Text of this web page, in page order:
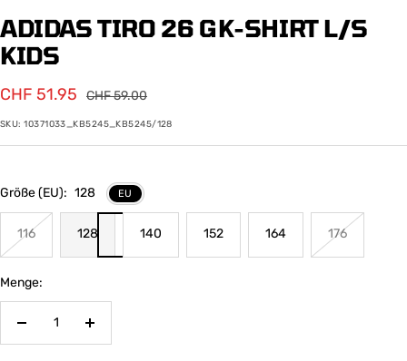
gehen
gehen
gehengehen
ADIDAS TIRO 26 GK-SHIRT L/S
KIDS
Angebotspreis
CHF 51.95
Regulärer
CHF 59.00
SKU:10371033_KB5245_KB5245/128
Größe (EU): 128 EU
116 128 140 152 164 176
Menge:
Menge